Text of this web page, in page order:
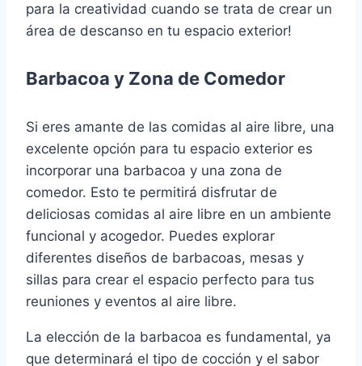
para la creatividad cuando se trata de crear un
área de descanso en tu espacio exterior!
Barbacoa y Zona de Comedor
Si eres amante de las comidas al aire libre, una
excelente opción para tu espacio exterior es
incorporar una barbacoa y una zona de
comedor. Esto te permitirá disfrutar de
deliciosas comidas al aire libre en un ambiente
funcional y acogedor. Puedes explorar
diferentes diseños de barbacoas, mesas y
sillas para crear el espacio perfecto para tus
reuniones y eventos al aire libre.
La elección de la barbacoa es fundamental, ya
que determinará el tipo de cocción y el sabor